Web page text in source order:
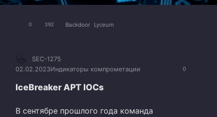
0 392 Backdoor Lyceum
0
SEC-1275
02.02.2023Индикаторы компрометации
IceBreaker APT IOCs
В сентябре прошлого года команда